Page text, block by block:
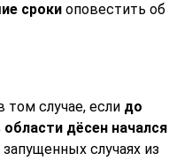
сроки оповестить об
том случае, если до
дёсен начался
запущенных случаях из